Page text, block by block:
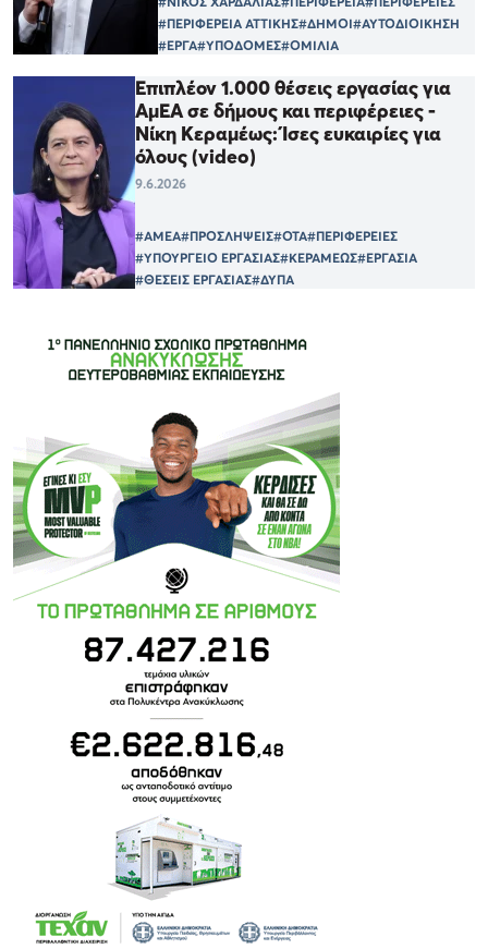
#ΠΕΡΙΦΕΡΕΙΑ ΑΤΤΙΚΗΣ#ΔΗΜΟΙ#ΑΥΤΟΔΙΟΙΚΗΣΗ
#ΕΡΓΑ#ΥΠΟΔΟΜΕΣ#ΟΜΙΛΙΑ
Επιπλέον 1.000 θέσεις εργασίας για
ΑμΕΑ σε δήμους και περιφέρειες -
Νίκη Κεραμέως: Ίσες ευκαιρίες για
όλους (video)
9.6.2026
#ΑΜΕΑ#ΠΡΟΣΛΗΨΕΙΣ#ΟΤΑ#ΠΕΡΙΦΕΡΕΙΕΣ
#ΥΠΟΥΡΓΕΙΟ ΕΡΓΑΣΙΑΣ#ΚΕΡΑΜΕΩΣ#ΕΡΓΑΣΙΑ
#ΘΕΣΕΙΣ ΕΡΓΑΣΙΑΣ#ΔΥΠΑ